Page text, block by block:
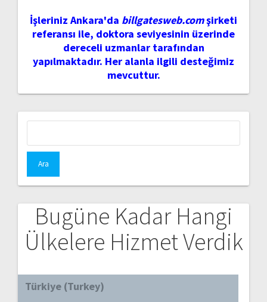
İşleriniz Ankara'da billgatesweb.comşirketi
referansı ile, doktora seviyesinin üzerinde
dereceli uzmanlar tarafından
yapılmaktadır. Her alanla ilgili desteğimiz
mevcuttur.
Bugüne Kadar Hangi
Ülkelere Hizmet Verdik
Türkiye (Turkey)